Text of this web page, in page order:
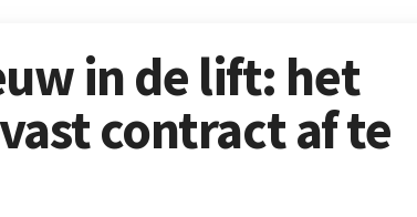
in de lift: het
contract af te